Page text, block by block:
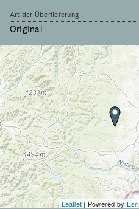
Art der Überlieferung
Original
Sprache
lateinisch
Schreiber
Uualto
Titel des Schreibers
diaconus
Chartae Latinae Antiquiores
I, 76
Chartularium Sangallense
72 Leaflet | Powered by Esri